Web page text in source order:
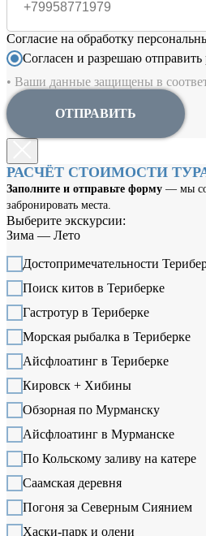
Согласие на обработку
Согласен и разрешаю отправить
• Ваши данные защищены в
ОТПРАВИТЬ
РАСЧЁТ СТОИМОСТИ
Заполните и отправьте форму — мы
забронировать места.
Выберите экскурсии:
Зима — Лето
Достопримечательности
Поиск китов в Териберке
Гастротур в Териберке
Морская рыбалка в Териберке
Айсфлоатинг в Териберке
Кировск + Хибины
Обзорная по Мурманску
Айсфлоатинг в Мурманске
По Кольскому заливу на катере
Саамская деревня
Погоня за Северным Сиянием
Хаски-парк и олени